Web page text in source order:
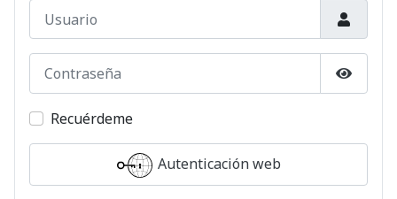
Recuérdeme
Autenticación web